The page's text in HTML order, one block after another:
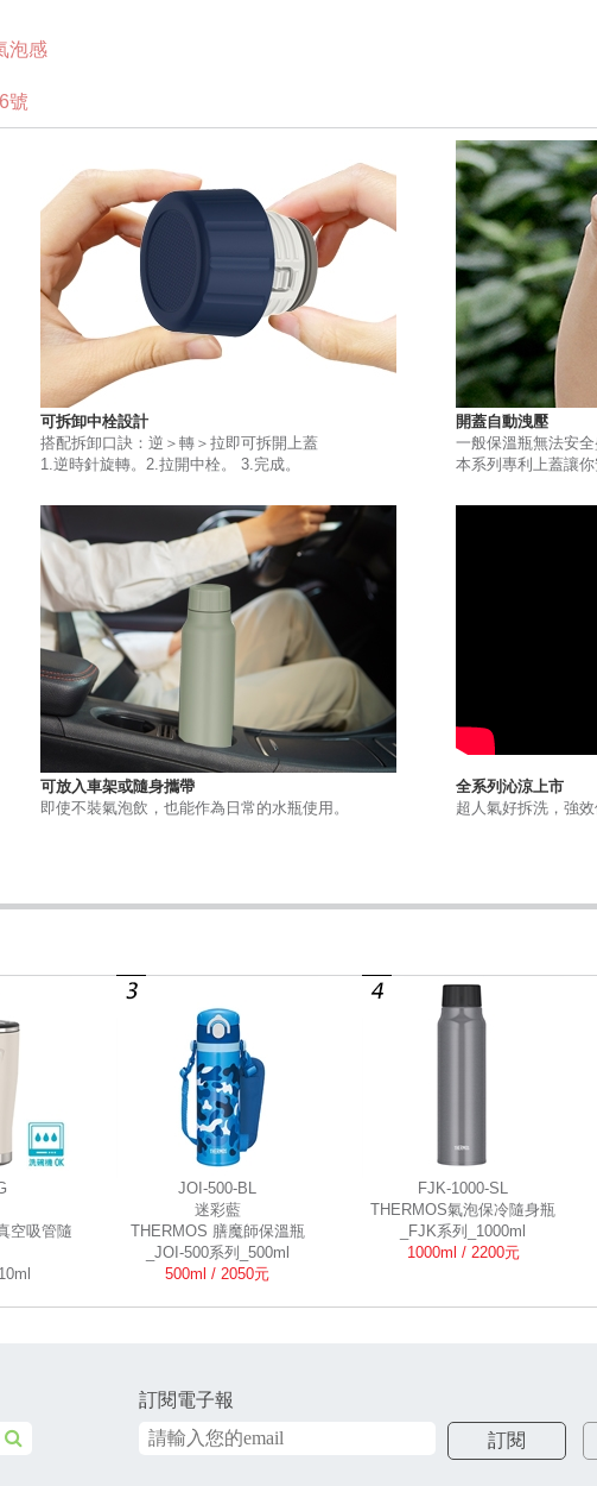
泡感
號
可拆卸中栓設計
搭配拆卸口訣：逆＞轉＞拉即可拆開上蓋
1.逆時針旋轉。2.拉開中栓。 3.完成。
開蓋自動洩壓
一般保溫瓶無法安全
本系列專利上蓋讓
可放入車架或隨身攜帶
即使不裝氣泡飲，也能作為日常的水瓶使用。
全系列沁涼上市
超人氣好拆洗，強
空吸管隨
JOI-500-BL
迷彩藍
THERMOS 膳魔師保溫瓶
_JOI-500系列_500ml
500ml / 2050元
FJK-1000-SL
THERMOS氣泡保冷隨身瓶
_FJK系列_1000ml
1000ml / 2200元
訂閱電子報
訂閱